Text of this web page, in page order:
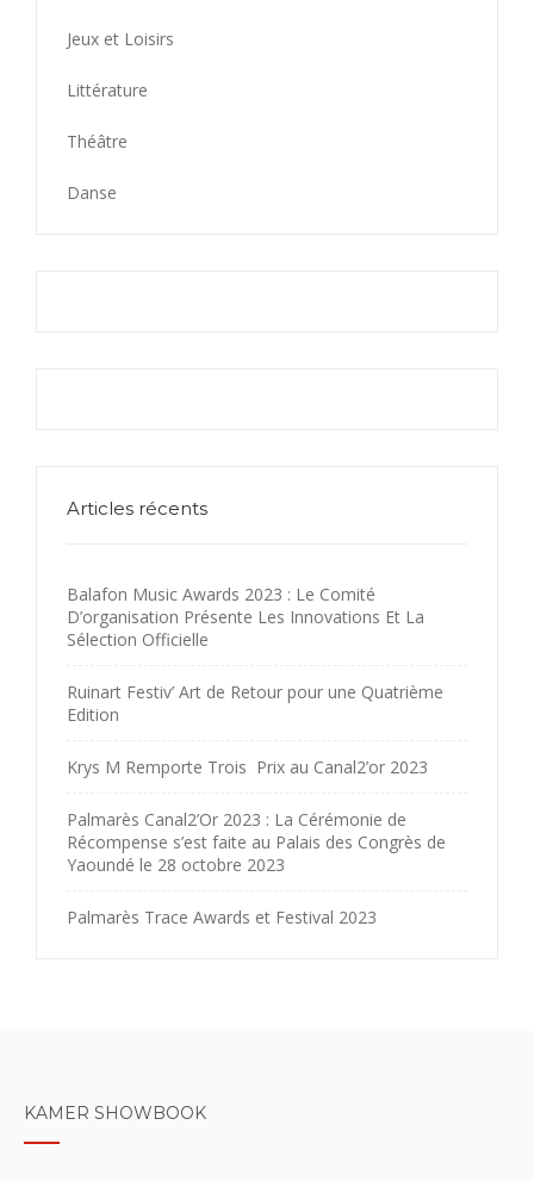
Jeux et Loisirs
Littérature
Théâtre
Danse
Articles récents
Balafon Music Awards 2023 : Le Comité
D’organisation Présente Les Innovations Et La
Sélection Officielle
Ruinart Festiv’ Art de Retour pour une Quatrième
Edition
Krys M Remporte Trois Prix au Canal2’or 2023
Palmarès Canal2’Or 2023 : La Cérémonie de
Récompense s’est faite au Palais des Congrès de
Yaoundé le 28 octobre 2023
Palmarès Trace Awards et Festival 2023
KAMER SHOWBOOK